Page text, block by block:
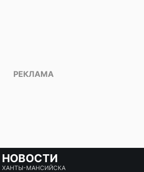
НОВОСТИ
ХАНТЫ-МАНСИЙСКА